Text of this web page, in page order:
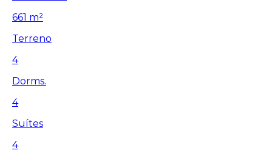
661 m²
Terreno
4
Dorms.
4
Suítes
4